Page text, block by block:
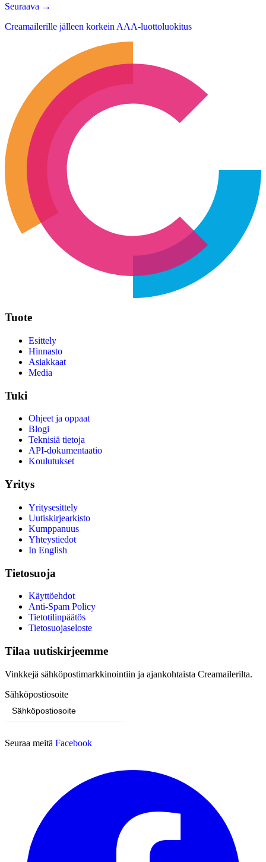
Seuraava →
Creamailerille jälleen korkein AAA-luottoluokitus
Tuote
Esittely
Hinnasto
Asiakkaat
Media
Tuki
Ohjeet ja oppaat
Blogi
Teknisiä tietoja
API-dokumentaatio
Koulutukset
Yritys
Yritysesittely
Uutiskirjearkisto
Kumppanuus
Yhteystiedot
In English
Tietosuoja
Käyttöehdot
Anti-Spam Policy
Tietotilinpäätös
Tietosuojaseloste
Tilaa uutiskirjeemme
Vinkkejä sähköpostimarkkinointiin ja ajankohtaista Creamailerilta.
Sähköpostiosoite
Seuraa meitä Facebook